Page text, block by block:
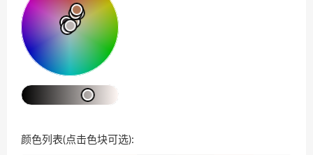
颜色列表(点击色块可选):